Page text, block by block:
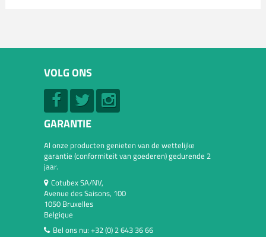
VOLG ONS
GARANTIE
Al onze producten genieten van de wettelijke
garantie (conformiteit van goederen) gedurende 2
jaar.
Cotubex SA/NV,
Avenue des Saisons, 100
1050 Bruxelles
Belgique
Bel ons nu: +32 (0) 2 643 36 66